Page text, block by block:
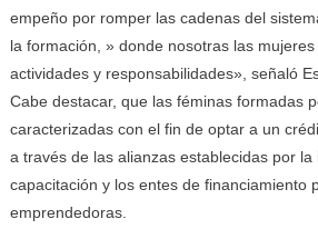
empeño por romper las cadenas del
la formación, » donde nosotras las
actividades y responsabilidades», señaló
Cabe destacar, que las féminas formadas
caracterizadas con el fin de optar a un
a través de las alianzas establecidas por la
capacitación y los entes de financiamiento
emprendedoras.